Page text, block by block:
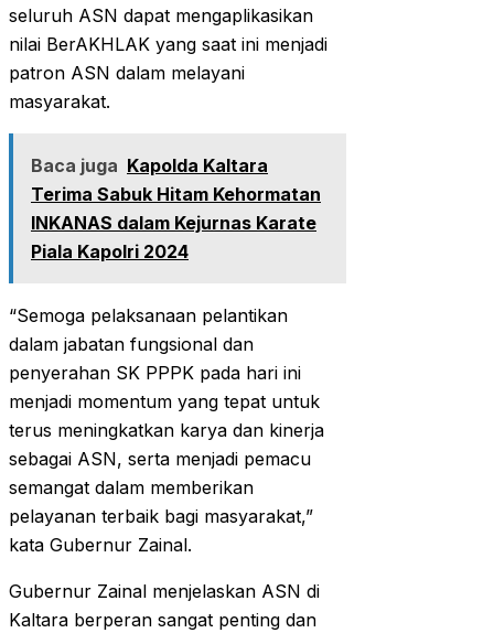
seluruh ASN dapat mengaplikasikan
nilai BerAKHLAK yang saat ini menjadi
patron ASN dalam melayani
masyarakat.
Baca juga Kapolda Kaltara
Terima Sabuk Hitam Kehormatan
INKANAS dalam Kejurnas Karate
Piala Kapolri 2024
“Semoga pelaksanaan pelantikan
dalam jabatan fungsional dan
penyerahan SK PPPK pada hari ini
menjadi momentum yang tepat untuk
terus meningkatkan karya dan kinerja
sebagai ASN, serta menjadi pemacu
semangat dalam memberikan
pelayanan terbaik bagi masyarakat,”
kata Gubernur Zainal.
Gubernur Zainal menjelaskan ASN di
Kaltara berperan sangat penting dan